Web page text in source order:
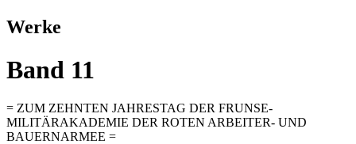
Werke
Band 11
= ZUM ZEHNTEN JAHRESTAG DER FRUNSE-
MILITÄRAKADEMIE DER ROTEN ARBEITER- UND
BAUERNARMEE =